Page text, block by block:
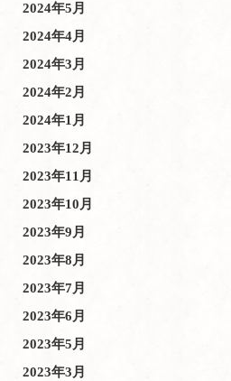
2024年5月
2024年4月
2024年3月
2024年2月
2024年1月
2023年12月
2023年11月
2023年10月
2023年9月
2023年8月
2023年7月
2023年6月
2023年5月
2023年3月